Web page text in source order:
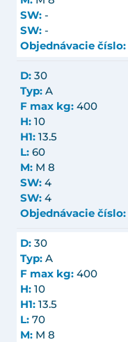
SW: -
SW: -
Objednávacie číslo:
D: 30
Typ: A
F max kg: 400
H: 10
H1: 13.5
L: 60
M: M 8
SW: 4
SW: 4
Objednávacie číslo:
D: 30
Typ: A
F max kg: 400
H: 10
H1: 13.5
L: 70
M: M 8